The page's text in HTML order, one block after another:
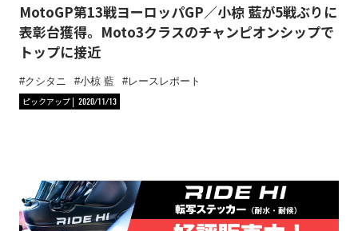
MotoGP第13戦ヨーロッパGP／小椋 藍が5戦ぶりに
表彰台獲得。Moto3クラスのチャンピオンシップで
トップに接近
クシタニ 小椋 藍
レースレポート
ピックアップ
2020/11/13